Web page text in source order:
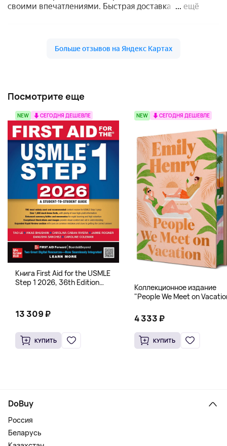
Посмотрите еще
NEW СЕГОДНЯ ДЕШЕВЛЕ
Книга First Aid for the USMLE
Step 1 2026, 36th Edition
13 309 ₽
КУПИТЬ
NEW СЕГОДНЯ ДЕШЕВЛЕ
Коллекционное издание
"People We Meet on
Hardcover
4 333 ₽
КУПИТЬ
DoBuy
Россия
Беларусь